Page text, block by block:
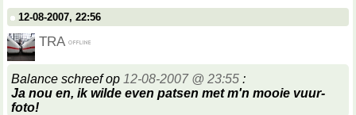
12-08-2007, 22:56
TRA
Balance schreef op 12-08-2007 @ 23:55 :
Ja nou en, ik wilde even patsen met m'n mooie vuur-
foto!